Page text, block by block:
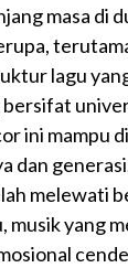
masa di
lagu
ini mampu
dan
melewati
musik yang